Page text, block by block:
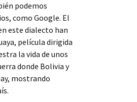
podemos
como Google. El
este dialecto han
película dirigida
la vida de unos
donde Bolivia y
mostrando